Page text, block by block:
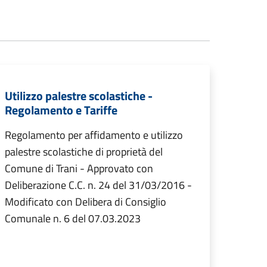
Utilizzo palestre scolastiche -
Regolamento e Tariffe
Regolamento per affidamento e utilizzo
palestre scolastiche di proprietà del
Comune di Trani - Approvato con
Deliberazione C.C. n. 24 del 31/03/2016 -
Modificato con Delibera di Consiglio
Comunale n. 6 del 07.03.2023